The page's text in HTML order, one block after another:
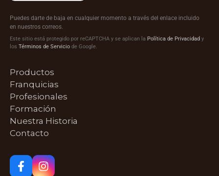
Puedes darte de baja en cualquier momento a través del enlace incluido
en nuestros correos.
Este sitio está protegido por reCAPTCHA y se aplican la Política de Privacidad y
los Términos de Servicio de Google.
Productos
Franquicias
Profesionales
Formación
Nuestra Historia
Contacto